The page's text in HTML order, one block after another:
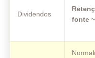
Dividendos
fonte